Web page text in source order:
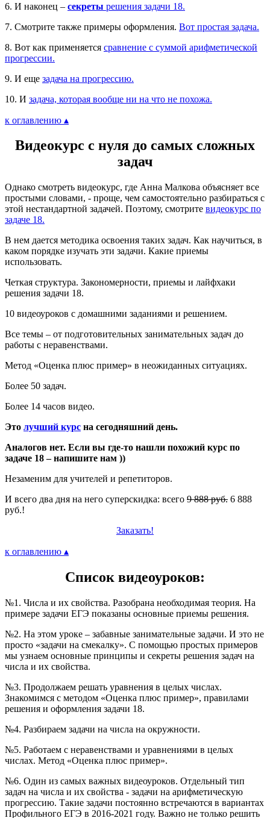
6. И наконец – секреты решения задачи 18.
7. Смотрите также примеры оформления. Вот простая задача.
8. Вот как применяется сравнение с суммой арифметической
прогрессии.
9. И еще задача на прогрессию.
10. И задача, которая вообще ни на что не похожа.
к оглавлению ▴
Видеокурс с нуля до самых сложных
задач
Однако смотреть видеокурс, где Анна Малкова объясняет все
простыми словами, - проще, чем самостоятельно разбираться с
этой нестандартной задачей. Поэтому, смотрите видеокурс по
задаче 18.
В нем дается методика освоения таких задач. Как научиться, в
каком порядке изучать эти задачи. Какие приемы
использовать.
Четкая структура. Закономерности, приемы и лайфхаки
решения задачи 18.
10 видеоуроков с домашними заданиями и решением.
Все темы – от подготовительных занимательных задач до
работы с неравенствами.
Метод «Оценка плюс пример» в неожиданных ситуациях.
Более 50 задач.
Более 14 часов видео.
Это лучший курс на сегодняшний день.
Аналогов нет. Если вы где-то нашли похожий курс по
задаче 18 – напишите нам ))
Незаменим для учителей и репетиторов.
И всего два дня на него суперскидка: всего 9 888 руб. 6 888
руб.!
Заказать!
к оглавлению ▴
Список видеоуроков:
№1. Числа и их свойства. Разобрана необходимая теория. На
примере задачи ЕГЭ показаны основные приемы решения.
№2. На этом уроке – забавные занимательные задачи. И это не
просто «задачи на смекалку». С помощью простых примеров
мы узнаем основные принципы и секреты решения задач на
числа и их свойства.
№3. Продолжаем решать уравнения в целых числах.
Знакомимся с методом «Оценка плюс пример», правилами
решения и оформления задачи 18.
№4. Разбираем задачи на числа на окружности.
№5. Работаем с неравенствами и уравнениями в целых
числах. Метод «Оценка плюс пример».
№6. Один из самых важных видеоуроков. Отдельный тип
задач на числа и их свойства - задачи на арифметическую
прогрессию. Такие задачи постоянно встречаются в вариантах
Профильного ЕГЭ в 2016-2021 году. Важно не только решить